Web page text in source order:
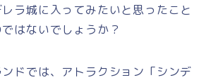
ラ城に入ってみたいと思ったこと
はないでしょうか？
ドでは、アトラクション「シンデ